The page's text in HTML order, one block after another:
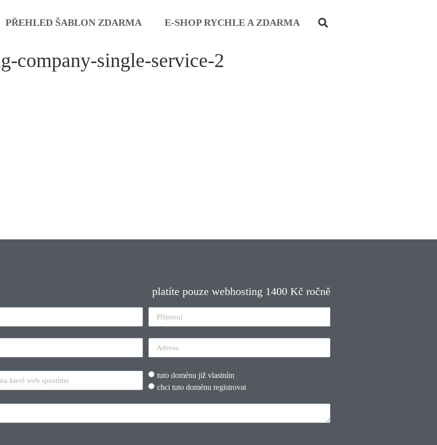
PŘEHLED ŠABLON ZDARMA E-SHOP RYCHLE A ZDARMA
company-single-service-2
platíte pouze webhosting 1400 Kč ročně
tuto doménu již vlastním
chci tuto doménu registrovat